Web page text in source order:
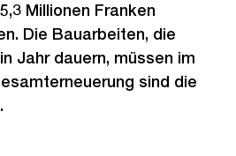
Millionen Franken
Die Bauarbeiten, die
Jahr dauern, müssen im
sind die